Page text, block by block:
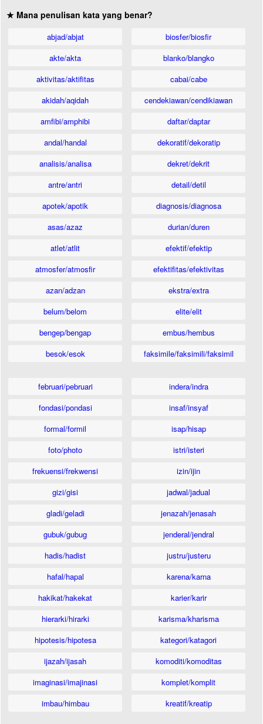
★ Mana penulisan kata yang benar?
abjad/abjat
akte/akta
aktivitas/aktifitas
akidah/aqidah
amfibi/amphibi
andal/handal
analisis/analisa
antre/antri
apotek/apotik
asas/azaz
atlet/atlit
atmosfer/atmosfir
azan/adzan
belum/belom
bengep/bengap
besok/esok
biosfer/biosfir
blanko/blangko
cabai/cabe
cendekiawan/cendikiawan
daftar/daptar
dekoratif/dekoratip
dekret/dekrit
detail/detil
diagnosis/diagnosa
durian/duren
efektif/efektip
efektifitas/efektivitas
ekstra/extra
elite/elit
embus/hembus
faksimile/faksimili/faksimil
februari/pebruari
fondasi/pondasi
formal/formil
foto/photo
frekuensi/frekwensi
gizi/gisi
gladi/geladi
gubuk/gubug
hadis/hadist
hafal/hapal
hakikat/hakekat
hierarki/hirarki
hipotesis/hipotesa
ijazah/ijasah
imaginasi/imajinasi
imbau/himbau
indera/indra
insaf/insyaf
isap/hisap
istri/isteri
izin/ijin
jadwal/jadual
jenazah/jenasah
jenderal/jendral
justru/justeru
karena/karna
karier/karir
karisma/kharisma
kategori/katagori
komoditi/komoditas
komplet/komplit
kreatif/kreatip